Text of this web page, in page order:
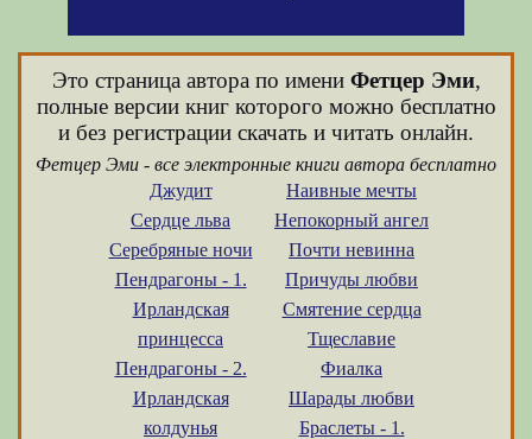
Это страница автора по имени Фетцер Эми,
полные версии книг которого можно бесплатно
и без регистрации скачать и читать онлайн.
Фетцер Эми - все электронные книги автора бесплатно
Джудит
Сердце льва
Серебряные ночи
Пендрагоны - 1.
Ирландская
принцесса
Пендрагоны - 2.
Ирландская
колдунья
Наивные мечты
Непокорный ангел
Почти невинна
Причуды любви
Смятение сердца
Тщеславие
Фиалка
Шарады любви
Браслеты - 1.